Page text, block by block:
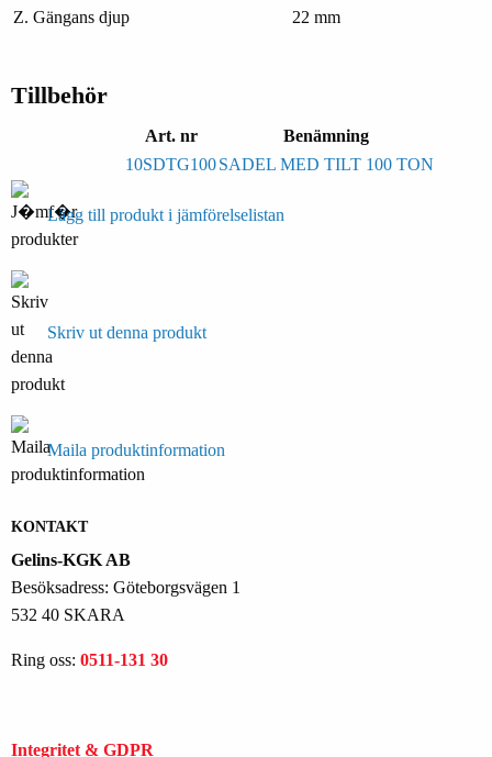
Z. Gängans djup
22 mm
Tillbehör
Art. nr
Benämning
10SDTG100SADEL MED TILT 100 TON
Lägg till produkt i jämförelselistan
Skriv ut denna produkt
Maila produktinformation
KONTAKT
Gelins-KGK AB
Besöksadress: Göteborgsvägen 1
532 40 SKARA
Ring oss: 0511-131 30
Integritet & GDPR